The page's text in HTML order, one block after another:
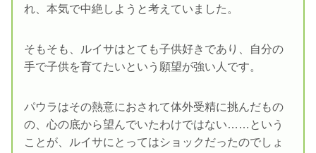
れ、本気で中絶しようと考えていました。
そもそも、ルイサはとても子供好きであり、自分の
手で子供を育てたいという願望が強い人です。
パウラはその熱意におされて体外受精に挑んだもの
の、心の底から望んでいたわけではない……という
ことが、ルイサにとってはショックだったのでしょ